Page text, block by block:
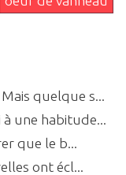
quelque s...
une habitude...
que le b...
ont écl...